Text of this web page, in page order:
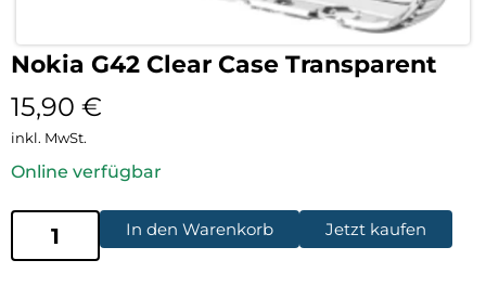
Nokia G42 Clear Case Transparent
15,90 €
inkl. MwSt.
Online verfügbar
In den Warenkorb Jetzt kaufen